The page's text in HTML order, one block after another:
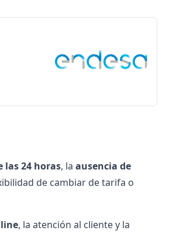
las 24 horas, la ausencia de
de cambiar de tarifa o
, la atención al clientey la